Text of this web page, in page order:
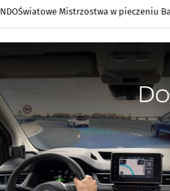
Światowe Mistrzostwa w pieczeniu